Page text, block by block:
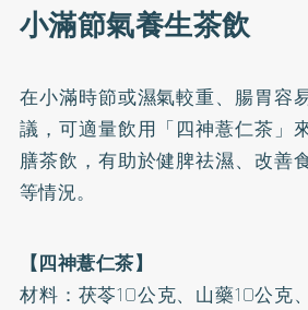
小滿節氣養生茶飲
在小滿時節或濕氣較重、腸胃容
議，可適量飲用「四神薏仁茶」
膳茶飲，有助於健脾祛濕、改善
等情況。
【四神薏仁茶】
材料：茯苓10公克、山藥10公克